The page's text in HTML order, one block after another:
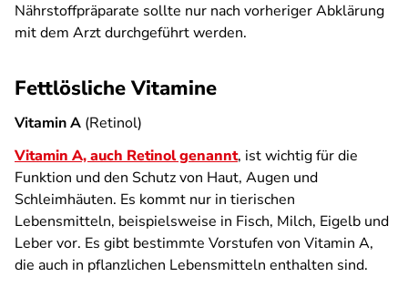
Nährstoffpräparate sollte nur nach vorheriger Abklärung
mit dem Arzt durchgeführt werden.
Fettlösliche Vitamine
Vitamin A (Retinol)
Vitamin A, auch Retinol genannt, ist wichtig für die
Funktion und den Schutz von Haut, Augen und
Schleimhäuten. Es kommt nur in tierischen
Lebensmitteln, beispielsweise in Fisch, Milch, Eigelb und
Leber vor. Es gibt bestimmte Vorstufen von Vitamin A,
die auch in pflanzlichen Lebensmitteln enthalten sind.